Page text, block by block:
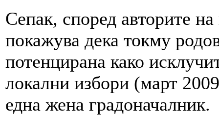
Сепак, според авторите
покажува дека токму
потенцирана како
локални избори (март
една жена градоначалник.